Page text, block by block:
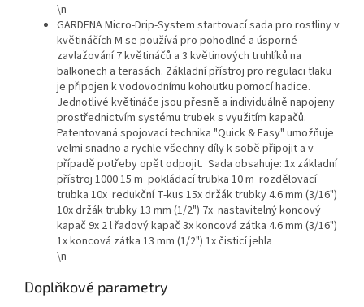
\n
GARDENA Micro-Drip-System startovací sada pro rostliny v
květináčích M se používá pro pohodlné a úsporné
zavlažování 7 květináčů a 3 květinových truhlíků na
balkonech a terasách. Základní přístroj pro regulaci tlaku
je připojen k vodovodnímu kohoutku pomocí hadice.
Jednotlivé květináče jsou přesně a individuálně napojeny
prostřednictvím systému trubek s využitím kapačů.
Patentovaná spojovací technika "Quick & Easy" umožňuje
velmi snadno a rychle všechny díly k sobě připojit a v
případě potřeby opět odpojit. Sada obsahuje: 1x základní
přístroj 1000 15 m pokládací trubka 10 m rozdělovací
trubka 10x redukční T-kus 15x držák trubky 4.6 mm (3/16")
10x držák trubky 13 mm (1/2") 7x nastavitelný koncový
kapač 9x 2 l řadový kapač 3x koncová zátka 4.6 mm (3/16")
1x koncová zátka 13 mm (1/2") 1x čisticí jehla
\n
Doplňkové parametry